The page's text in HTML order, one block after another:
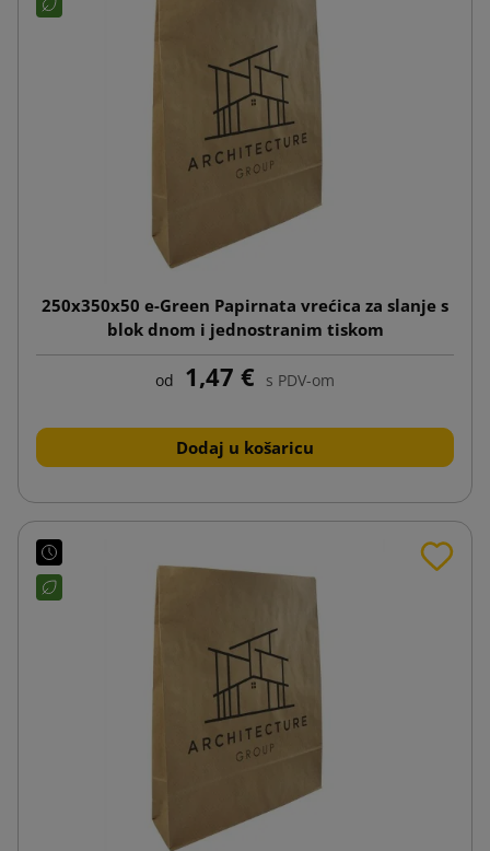
250x350x50 e-Green Papirnata vrećica za slanje s
blok dnom i jednostranim tiskom
od 1,47 € s PDV-om
Dodaj u košaricu